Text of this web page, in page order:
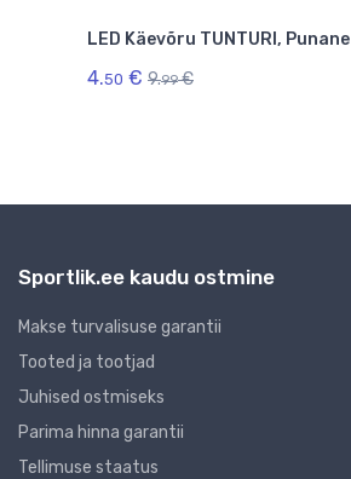
LED Käevõru TUNTURI, Punane
4.50 € 9.99€
Sportlik.ee kaudu ostmine
Makse turvalisuse garantii
Tooted ja tootjad
Juhised ostmiseks
Parima hinna garantii
Tellimuse staatus